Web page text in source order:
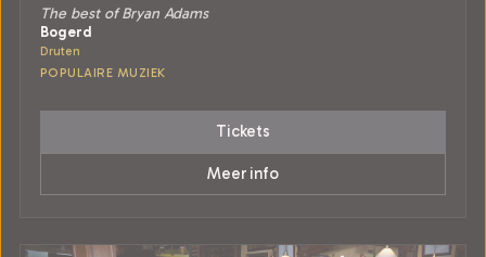
The best of Bryan Adams
Bogerd
Druten
POPULAIRE MUZIEK
Tickets
Meer info